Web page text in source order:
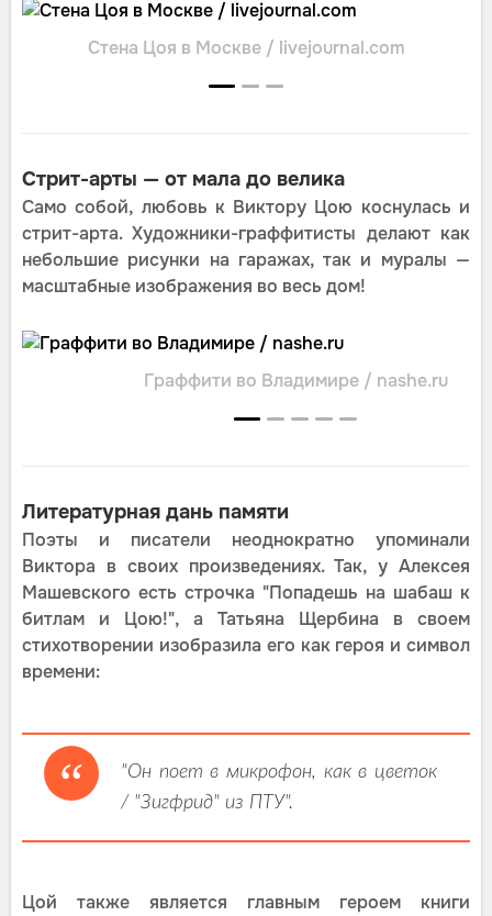
Стена Цоя в Москве / livejournal.com
Стрит-арты — от мала до велика
Само собой, любовь к Виктору Цою коснулась и
стрит-арта. Художники-граффитисты делают как
небольшие рисунки на гаражах, так и муралы —
масштабные изображения во весь дом!
Граффити во Владимире / nashe.ru
Литературная дань памяти
Поэты и писатели неоднократно упоминали
Виктора в своих произведениях. Так, у Алексея
Машевского есть строчка "Попадешь на шабаш к
битлам и Цою!", а Татьяна Щербина в своем
стихотворении изобразила его как героя и символ
времени:
"Он поет в микрофон, как в цветок
/ "Зигфрид" из ПТУ".
Цой также является главным героем книги